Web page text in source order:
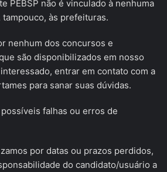
PEBSP não é vinculado à nenhuma
às prefeituras.
nenhum dos concursos e
são disponibilizados em nosso
entrar em contato com a
para sanar suas dúvidas.
falhas ou erros de
por datas ou prazos perdidos,
do candidato/usuário a